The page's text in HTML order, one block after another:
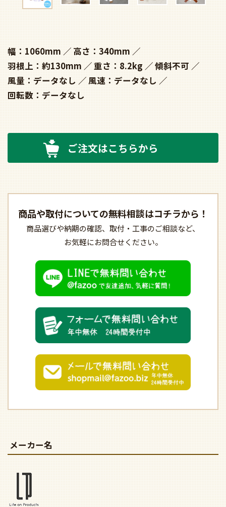
幅：1060mm
高さ：340mm
羽根上：約130mm
重さ：8.2kg
傾斜不可
風量：データなし
風速：データなし
回転数：データなし
ご注文はこちらから
商品や取付についての無料相談はコチラから！
商品選びや納期の確認、 取付・工事のご相談など、
お気軽にお問合せください。
メーカー名